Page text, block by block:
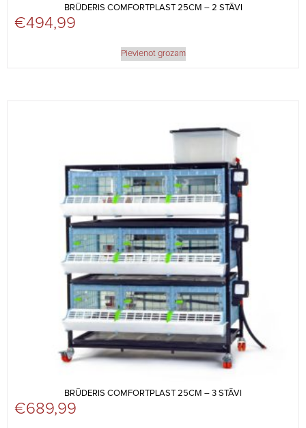
BRŪDERIS COMFORTPLAST 25CM – 2 STĀVI
€494,99
Pievienot grozam
BRŪDERIS COMFORTPLAST 25CM – 3 STĀVI
€689,99